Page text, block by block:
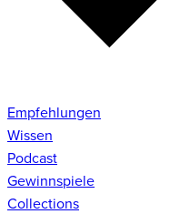
Empfehlungen
Wissen
Podcast
Gewinnspiele
Collections